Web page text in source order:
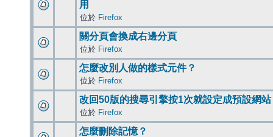
用
位於 Firefox
關分頁會換成右邊分頁
位於 Firefox
怎麼改別人做的樣式元件？
位於 Firefox
改回50版的搜尋引擎按1次就設定成預設網站
位於 Firefox
怎麼刪除記憶？